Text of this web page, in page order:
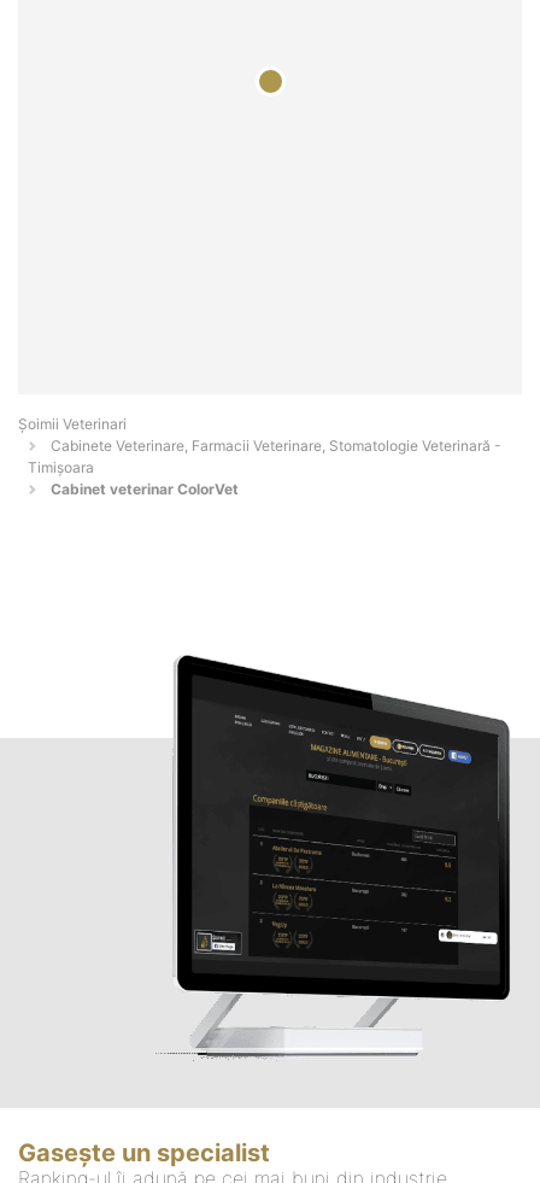
Șoimii Veterinari
Cabinete Veterinare, Farmacii Veterinare, Stomatologie Veterinară -
Timişoara
Cabinet veterinar ColorVet
Gasește un specialist